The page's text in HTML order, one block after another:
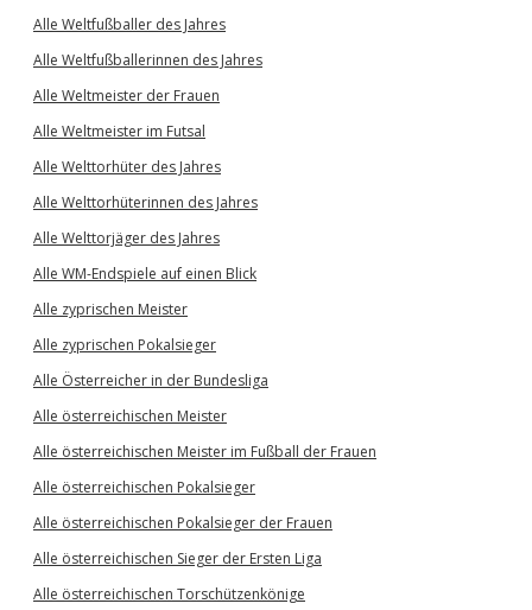
Alle Weltfußballer des Jahres
Alle Weltfußballerinnen des Jahres
Alle Weltmeister der Frauen
Alle Weltmeister im Futsal
Alle Welttorhüter des Jahres
Alle Welttorhüterinnen des Jahres
Alle Welttorjäger des Jahres
Alle WM-Endspiele auf einen Blick
Alle zyprischen Meister
Alle zyprischen Pokalsieger
Alle Österreicher in der Bundesliga
Alle österreichischen Meister
Alle österreichischen Meister im Fußball der Frauen
Alle österreichischen Pokalsieger
Alle österreichischen Pokalsieger der Frauen
Alle österreichischen Sieger der Ersten Liga
Alle österreichischen Torschützenkönige